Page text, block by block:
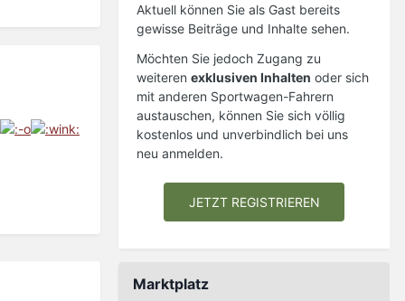
Aktuell können Sie als Gast bereits
gewisse Beiträge und Inhalte sehen.
Möchten Sie jedoch Zugang zu
weiteren exklusiven Inhalten oder sich
mit anderen Sportwagen-Fahrern
austauschen, können Sie sich völlig
kostenlos und unverbindlich bei uns
neu anmelden.
JETZT REGISTRIEREN
Marktplatz